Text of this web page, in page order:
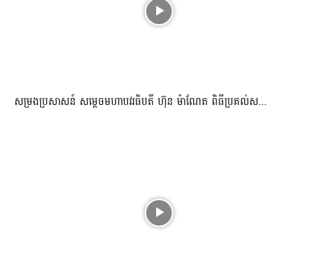
សម្រងប្រសាសន៍ សម្ដេចមហាបវរធិបតី ហ៊ុន ម៉ាណែត ពិធីប្រគល់ស...